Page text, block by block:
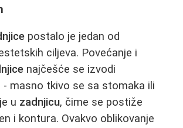
postalo je jedan od
ciljeva. Povećanje i
najčešće se izvodi
- masno tkivo se sa stomaka ili
u zadnjicu, čime se postiže
i kontura. Ovakvo oblikovanje